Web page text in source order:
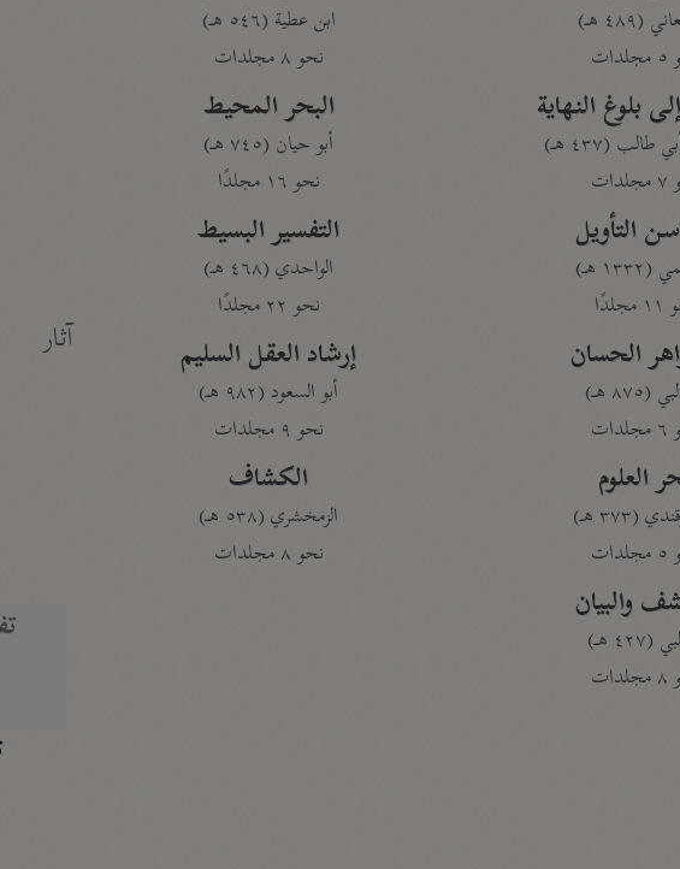
(٤٨٩ هـ)
بلوغ النهاية
(٤٣٧ هـ)
التأويل
هـ)
الحسان
(٨٧٥ هـ)
العلوم
(٣٧٣ هـ)
والبيان
هـ)
ابن عطية (٥٤٦ هـ)
نحو ٨ مجلدات
البحر المحيط
أبو حيان (٧٤٥ هـ)
نحو ١٦ مجلدًا
التفسير البسيط
الواحدي (٤٦٨ هـ)
نحو ٢٢ مجلدًا
إرشاد العقل السليم
أبو السعود (٩٨٢ هـ)
نحو ٩ مجلدات
الكشاف
الزمخشري (٥٣٨ هـ)
نحو ٨ مجلدات
آثار